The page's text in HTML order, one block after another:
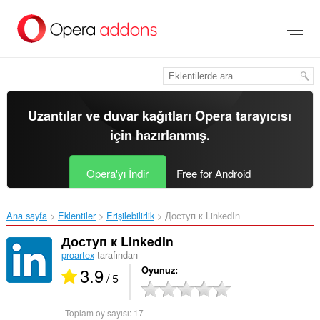
içeriğe
Uzantılar ve duvar kağıtlarıOpera tarayıcısı
için hazırlanmış.
Opera'yı İndir Free for Android
Ana sayfa Eklentiler Erişilebilirlik Доступ к LinkedIn‎
Доступ к LinkedIn
proartextarafından
3.9/ 5 Oyunuz
Toplam oy sayısı: 17